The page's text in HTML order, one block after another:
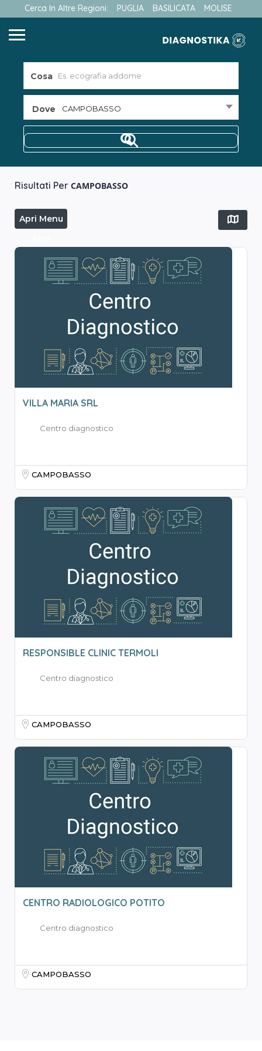
Cerca In Altre Regioni: PUGLIA BASILICATA MOLISE
Cosa
Dove CAMPOBASSO
Risultati Per CAMPOBASSO
Apri Menu
VILLA MARIA SRL
Centro diagnostico
CAMPOBASSO
RESPONSIBLE CLINIC TERMOLI
Centro diagnostico
CAMPOBASSO
CENTRO RADIOLOGICO POTITO
Centro diagnostico
CAMPOBASSO